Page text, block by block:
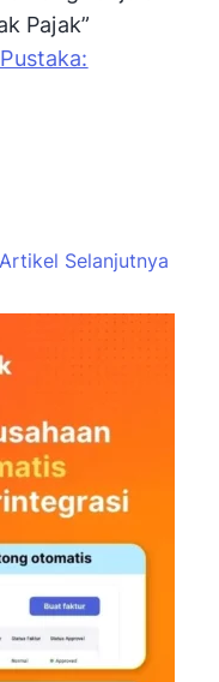
Pajak”
Artikel Selanjutnya